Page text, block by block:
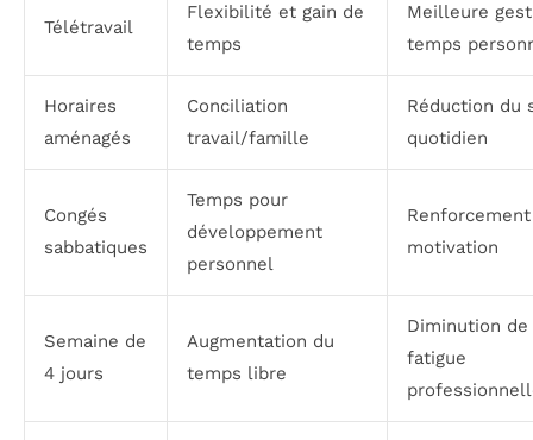
Télétravail
Flexibilité et gain de
temps
Meilleure
temps
Horaires
aménagés
Conciliation
travail/famille
Réduction du
quotidien
Congés
sabbatiques
Temps pour
développement
personnel
motivation
Semaine de
4 jours
Augmentation du
temps libre
Diminution de
fatigue